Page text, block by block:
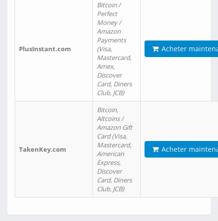
PlusInstant.com
Bitcoin /
Perfect
Money /
Amazon
Payments
(Visa,
Mastercard,
Amex,
Discover
Card, Diners
Club, JCB)
Acheter
TakenKey.com
Bitcoin,
Altcoins /
Amazon Gift
Card (Visa,
Mastercard,
American
Express,
Discover
Card, Diners
Club, JCB)
Acheter